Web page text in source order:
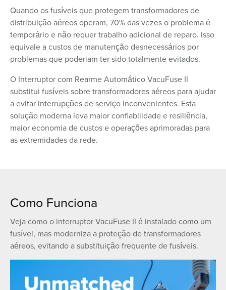
Quando os fusíveis que protegem transformadores de
distribuição aéreos operam, 70% das vezes o problema é
temporário e não requer trabalho adicional de reparo. Isso
equivale a custos de manutenção desnecessários por
problemas que poderiam ter sido totalmente evitados.
O Interruptor com Rearme Automático VacuFuse II
substitui fusíveis sobre transformadores aéreos para ajudar
a evitar interrupções de serviço inconvenientes. Esta
solução moderna leva maior confiabilidade e resiliência,
maior economia de custos e operações aprimoradas para
as extremidades da rede.
Como Funciona
Veja como o interruptor VacuFuse II é instalado como um
fusível, mas moderniza a proteção de transformadores
aéreos, evitando a substituição frequente de fusíveis.